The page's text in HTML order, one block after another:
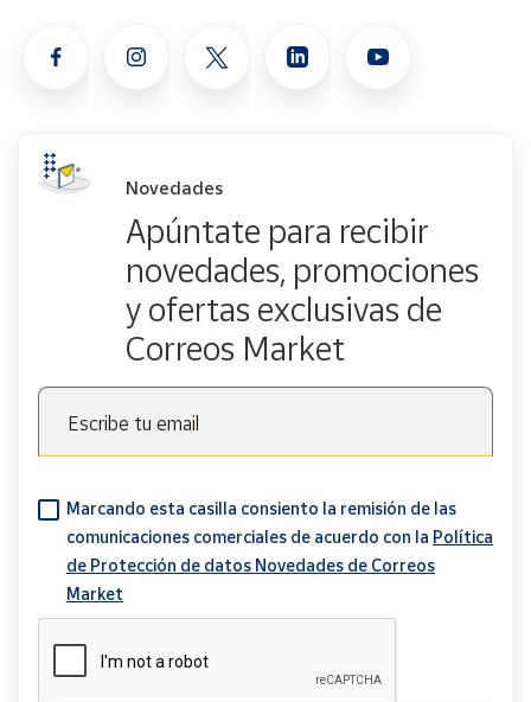
Novedades
Apúntate para recibir
novedades, promociones
y ofertas exclusivas de
Correos Market
Escribe tu email
Marcando esta casilla consiento la remisión de las
comunicaciones comerciales de acuerdo con la Política
de Protección de datos Novedades de Correos
Market